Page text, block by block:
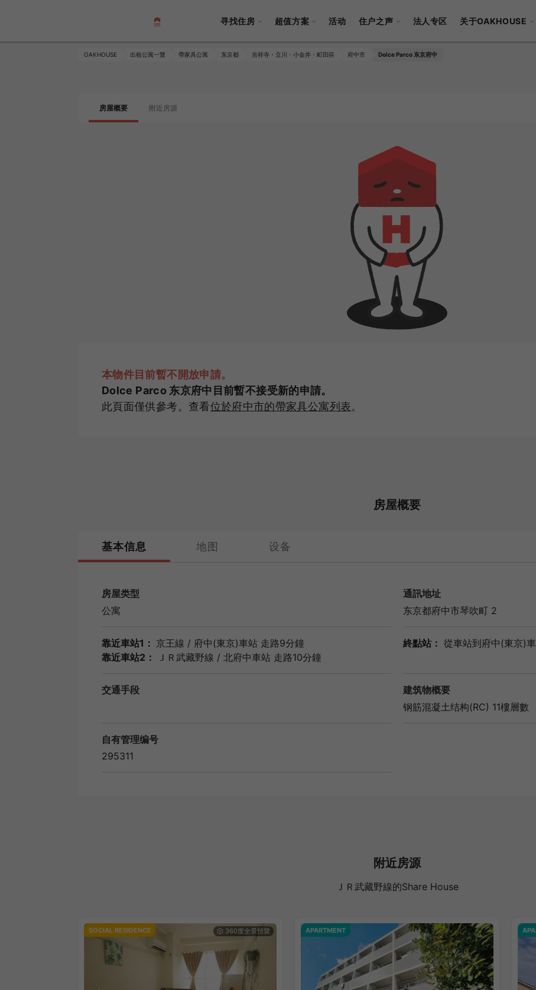
寻找住房 超值方案 活动 住户之声 法人专区 关于OAKHOUSE
OAKHOUSE 出租公寓一覽 帶家具公寓 东京都 吉祥寺・立川・小金井・町田區 府中市 Dolce Parco 东京府中
房屋概要 附近房源
本物件目前暫不開放申請。
Dolce Parco 东京府中目前暫不接受新的申請。
此頁面僅供參考。查看位於府中市的帶家具公寓列表。
房屋概要
基本信息 地图 设备
房屋类型
公寓
通訊地址
东京都府中市琴吹町 2
靠近車站1： 京王線 / 府中(東京)車站 走路9分鐘
靠近車站2：
ＪＲ武藏野線 / 北府中車站 走路10分鐘
終點站： 從車站到府中(東京)
交通手段
建筑物概要
钢筋混凝土结构(RC) 11樓層數
自有管理编号
295311
附近房源
ＪＲ武藏野線的Share House
SOCIAL RESIDENCE APARTMENT